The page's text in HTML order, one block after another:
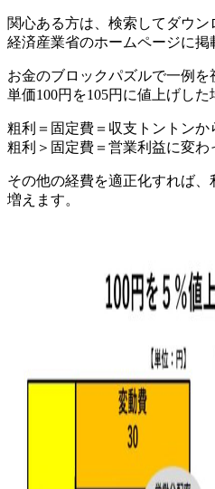
関心ある方は、検索してダウン
経済産業省のホームページに掲
お金のブロックパズルで一例を
単価100円を105円に値上げした
粗利＝固定費＝収支トントンか
粗利＞固定費＝営業利益に変わ
その他の経費を適正化すれば、
増えます。